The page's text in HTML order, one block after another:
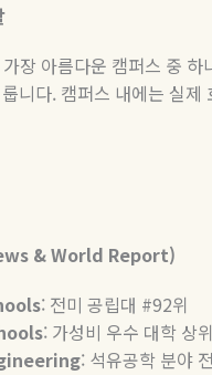
장 아름다운 캠퍼스 중 하
니다. 캠퍼스 내에는 실제
& World Report)
: 전미 공립대 #92위
: 가성비 우수 대학 상
: 석유공학 분야